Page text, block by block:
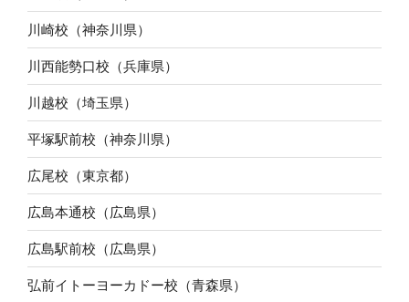
川崎校（神奈川県）
川西能勢口校（兵庫県）
川越校（埼玉県）
平塚駅前校（神奈川県）
広尾校（東京都）
広島本通校（広島県）
広島駅前校（広島県）
弘前イトーヨーカドー校（青森県）